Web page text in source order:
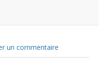
un commentaire